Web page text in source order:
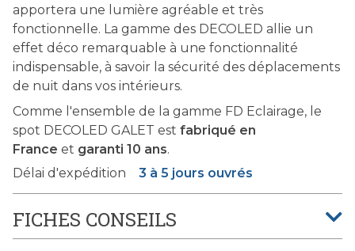
apportera une lumière agréable et très
fonctionnelle. La gamme des DECOLED allie un
effet déco remarquable à une fonctionnalité
indispensable, à savoir la sécurité des déplacements
de nuit dans vos intérieurs.
Comme l'ensemble de la gamme FD Eclairage, le
spot DECOLED GALET est fabriqué en
France et garanti 10 ans.
Délai d'expédition
3 à 5 jours ouvrés
FICHES CONSEILS